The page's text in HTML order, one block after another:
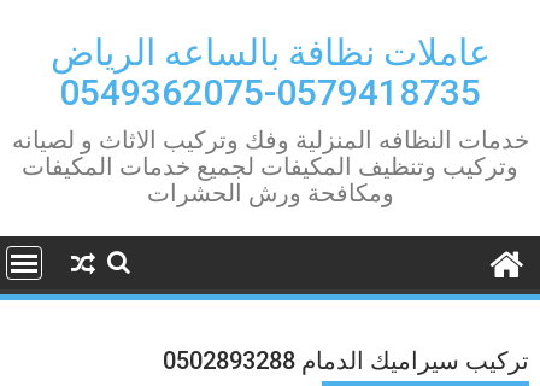
contentعاملات نظافة بالساعه الرياض
0579418735-0549362075
خدمات النظافه المنزلية وفك وتركيب الاثاث و لصيانه
وتركيب وتنظيف المكيفات لجميع خدمات المكيفات
ومكافحة ورش الحشرات
تركيب سيراميك الدمام 0502893288